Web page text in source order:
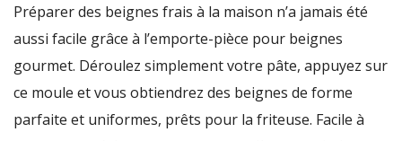
Préparer des beignes frais à la maison n’a jamais été
aussi facile grâce à l’emporte-pièce pour beignes
gourmet. Déroulez simplement votre pâte, appuyez sur
ce moule et vous obtiendrez des beignes de forme
parfaite et uniformes, prêts pour la friteuse. Facile à